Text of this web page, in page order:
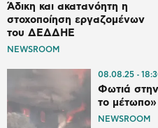
Άδικη και ακατανόητη η
στοχοποίηση εργαζομένων
του ΔΕΔΔΗΕ
NEWSROOM
08.08.25
Φωτιά
το μέτωπο»
NEWSROOM